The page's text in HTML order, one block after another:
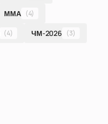
ММА (4)
(4) ЧМ-2026 (3)